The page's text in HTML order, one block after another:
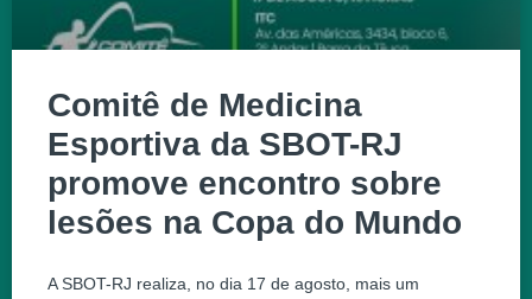
Comitê de Medicina
Esportiva da SBOT-RJ
promove encontro sobre
lesões na Copa do Mundo
A SBOT-RJ realiza, no dia 17 de agosto, mais um